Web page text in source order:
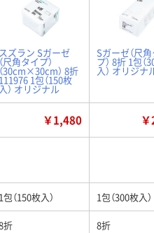
スズラン Sガーゼ
（尺角タイプ）
（30cm×30cm） 8折
111976 1包（150枚
入） オリジナル
Sガーゼ（尺
プ） 8折 1包（
入） オリジナ
￥1,480
1包（150枚入） 1包（300枚入）
折 8折